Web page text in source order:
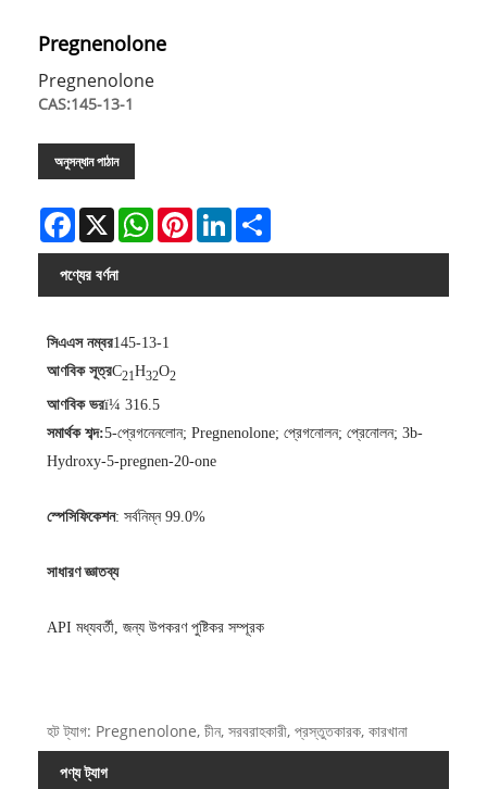
Pregnenolone
Pregnenolone
CAS:145-13-1
অনুসন্ধান পাঠান
Facebook
X WhatsAppPinterestLinkedIn
পণ্যের বর্ণনা
সিএএস নম্বর145-13-1
আণবিক সূত্রC21H32O2
আণবিক ভরï¼ 316.5
সমার্থক শব্দ:5-প্রেগনেনলোন; Pregnenolone; প্রেগনোলন; প্রেনোলন; 3b-
Hydroxy-5-pregnen-20-one
স্পেসিফিকেশন: সর্বনিম্ন 99.0%
সাধারণ জ্ঞাতব্য
API মধ্যবর্তী, জন্য উপকরণ পুষ্টিকর সম্পূরক
হট ট্যাগ: Pregnenolone, চীন, সরবরাহকারী, প্রস্তুতকারক, কারখানা
পণ্য ট্যাগ